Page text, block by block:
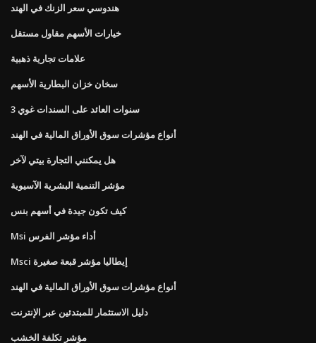
هندوسي سعر الزنك في الهند
خيارات الأسهم مقاول مستقل
علامات تجارية ذهبية
سخان خزان البطارية الأسهم
3 سنوات العائد على السندات غوي
أنواع مؤشرات سوق الأوراق المالية في الهند
هل يمكنني التجارة بيتي لآخر
مؤشر التنمية البشرية الآسيوية
كيف تكون جيدة في أسهم بنس
Msi أداء مؤشر الفرس
Msci إيطاليا مؤشر قبعة صغيرة
أنواع مؤشرات سوق الأوراق المالية في الهند
دليل الاستثمار للمبتدئين عبر الإنترنت
مؤشر تكلفة الخشب